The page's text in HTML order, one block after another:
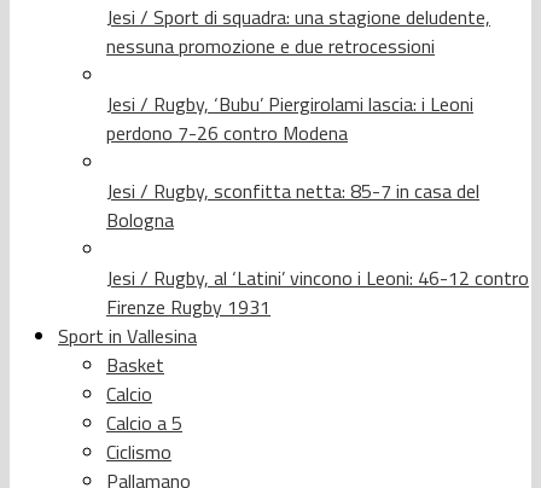
Jesi / Sport di squadra: una stagione deludente,
nessuna promozione e due retrocessioni
Jesi / Rugby, ‘Bubu’ Piergirolami lascia: i Leoni
perdono 7-26 contro Modena
Jesi / Rugby, sconfitta netta: 85-7 in casa del
Bologna
Jesi / Rugby, al ‘Latini’ vincono i Leoni: 46-12 contro
Firenze Rugby 1931
Sport in Vallesina
Basket
Calcio
Calcio a 5
Ciclismo
Pallamano